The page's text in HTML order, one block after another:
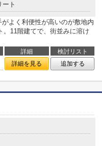
ート
よく利便性が高いのが敷地内
。11階建てで、街並みに溶け
詳細
検討リスト
詳細を見る 追加する